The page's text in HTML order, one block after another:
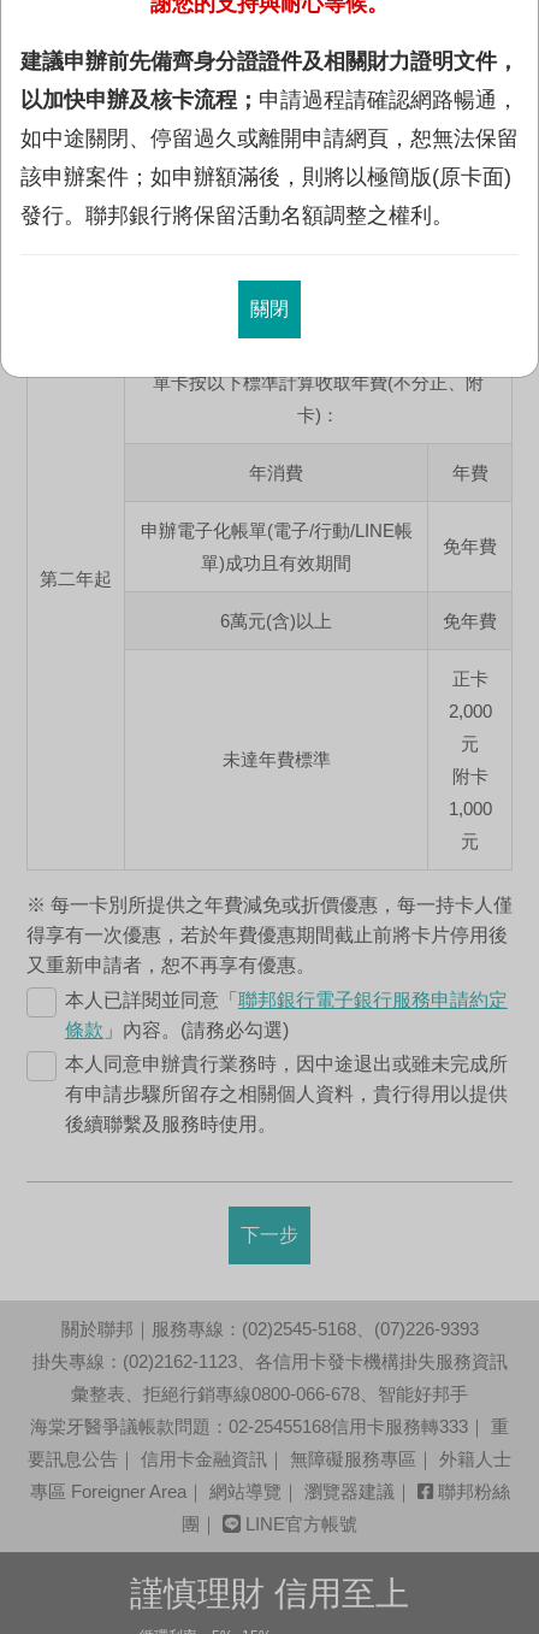
※ 每會員限領乙份折價券，更多說明及限制詳參
年費政策
聯邦賴點御璽卡
第二年起
依據每張卡片年費到期日往前推算一年，檢核
單卡按以下標準計算收取年費(不分正、附
卡)：
年消費 年費
申辦電子化帳單(電子/行動/LINE帳
單)成功且有效期間
免年費
6萬元(含)以上 免年費
未達年費標準
正卡
2,000
元
附卡
1,000
元
※ 每一卡別所提供之年費減免或折價優惠，每一持卡人僅
得享有一次優惠，若於年費優惠期間截止前將卡片停用後
又重新申請者，恕不再享有優惠。
本人已詳閱並同意「 聯邦銀行電子銀行服務申請約定
條款 」內容。(請務必勾選)
本人同意申辦貴行業務時，因中途退出或雖未完成所
有申請步驟所留存之相關個人資料，貴行得用以提供
後續聯繫及服務時使用。
下一步
建議申辦前先備齊身分證證件及相關財力證明文件，
以加快申辦及核卡流程； 申請過程請確認網路暢通，
如中途關閉、停留過久或離開申請網頁，恕無法保留
該申辦案件；如申辦額滿後，則將以極簡版(原卡面)
發行。聯邦銀行將保留活動名額調整之權利。
關閉